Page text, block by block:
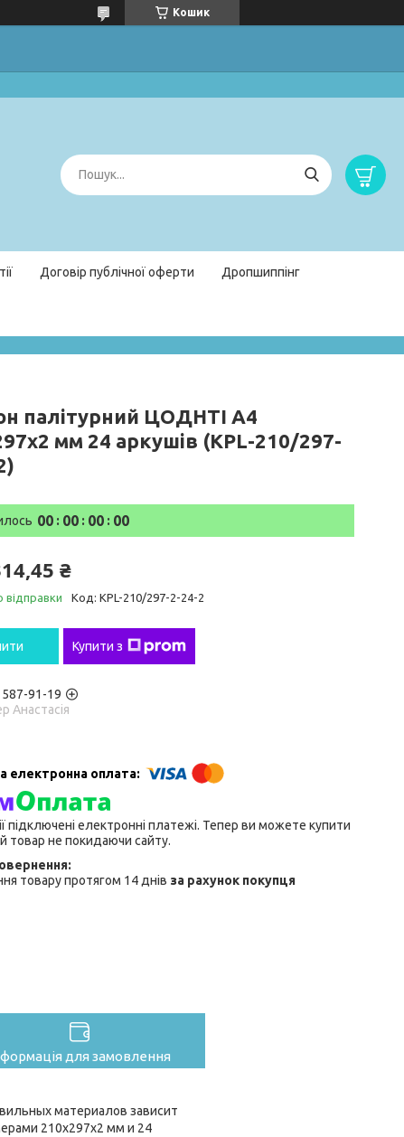
Кошик
Договір публічної оферти Дропшиппінг
палітурний ЦОДНТІ А4
мм 24 аркушів (KPL-210/297-
00 00 00 00
₴
відправки Код: KPL-210/297-2-24-2
Купити з
587-91-19
Анастасія
підключені електронні платежі. Тепер ви можете купити
товар не покидаючи сайту.
товару протягом 14 днів за рахунок покупця
для замовлення
материалов зависит
210x297x2 мм и 24